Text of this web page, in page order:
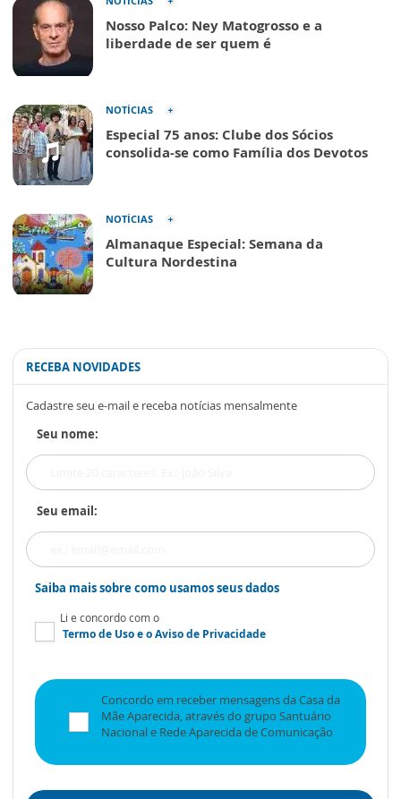
Nosso Palco: Ney Matogrosso e a
liberdade de ser quem é
NOTÍCIAS
Especial 75 anos: Clube dos Sócios
consolida-se como Família dos Devotos
NOTÍCIAS
Almanaque Especial: Semana da
Cultura Nordestina
RECEBA NOVIDADES
Cadastre seu e-mail e receba notícias mensalmente
Seu nome:
Seu email:
Saiba mais sobre como usamos seus dados
Li e concordo com o
Termo de Usoe oAviso de Privacidade
Concordo em receber mensagens da Casa da
Mãe Aparecida, através do grupo Santuário
Nacional e Rede Aparecida de Comunicação